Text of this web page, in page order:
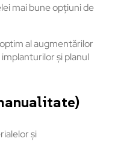
mai bune opțiuni de
al augmentărilor
și planul
și